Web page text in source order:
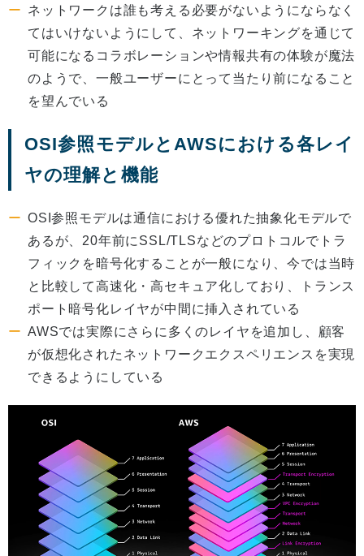
ネットワークは誰も考える必要がないようにならなく
てはいけないようにして、ネットワーキングを通じて
可能になるコラボレーションや情報共有の体験が魔法
のようで、一般ユーザーにとって当たり前になること
を望んでいる
OSI参照モデルとAWSにおける各レイ
ヤの理解と機能
OSI参照モデルは通信における優れた抽象化モデルで
あるが、20年前にSSL/TLSなどのプロトコルでトラ
フィックを暗号化することが一般になり、今では当時
と比較して高速化・高セキュア化しており、トランス
ポート暗号化レイヤが中間に挿入されている
AWSでは実際にさらに多くのレイヤを追加し、顧客
が仮想化されたネットワークエクスペリエンスを実現
できるようにしている